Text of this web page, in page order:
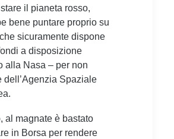
il pianeta rosso,
bene puntare proprio su
sicuramente dispone
a disposizione
alla Nasa – per non
dell’Agenzia Spaziale
al magnate è bastato
in Borsa per rendere